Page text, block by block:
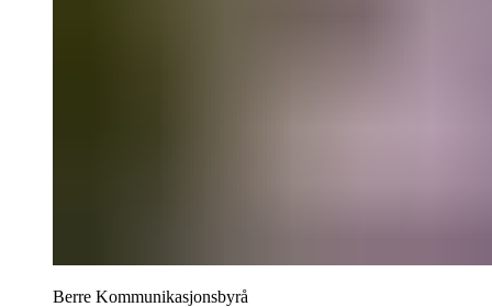
Berre Kommunikasjonsbyrå